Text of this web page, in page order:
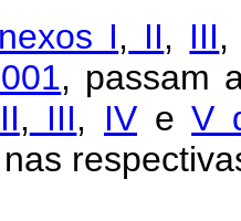
I, II, III
, passam
II, III, IVeV